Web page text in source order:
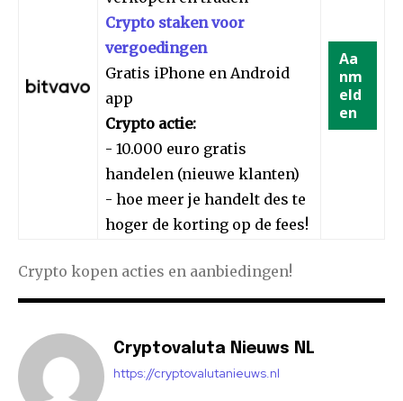
Crypto staken voor
vergoedingen
Gratis iPhone en Android
app
Crypto actie:
- 10.000 euro gratis
handelen (nieuwe klanten)
- hoe meer je handelt des te
hoger de korting op de fees!
Aa
nm
eld
en
Crypto kopen acties en aanbiedingen!
Cryptovaluta Nieuws NL
https://cryptovalutanieuws.nl